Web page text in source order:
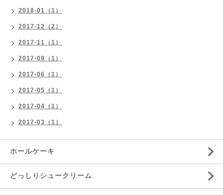
2018-01（1）
2017-12（2）
2017-11（1）
2017-09（1）
2017-06（1）
2017-05（1）
2017-04（1）
2017-03（1）
ホールケーキ
どっしりシュークリーム